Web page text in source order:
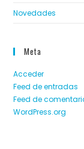
Novedades
Meta
Acceder
Feed de entradas
Feed de
WordPress.org